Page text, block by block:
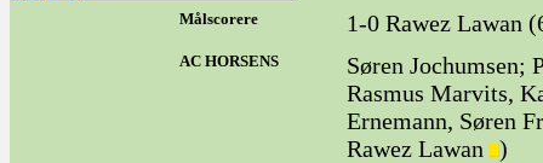
Målscorere 1-0 Rawez Lawan
AC HORSENS
Søren Jochumsen;
Rasmus Marvits,
Ernemann, Søren
Rawez Lawan
)